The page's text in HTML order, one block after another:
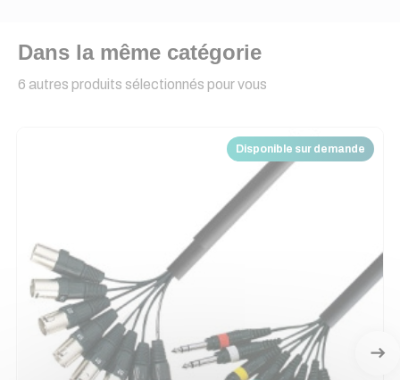
Dans la même catégorie
6 autres produits sélectionnés pour vous
Disponible sur demande